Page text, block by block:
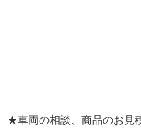
★車両の相談、商品のお見